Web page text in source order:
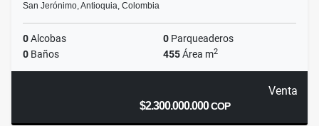
San Jerónimo, Antioquia, Colombia
0Alcobas 0 Parqueaderos
0 Baños 455Área m2
Venta
$2.300.000.000COP